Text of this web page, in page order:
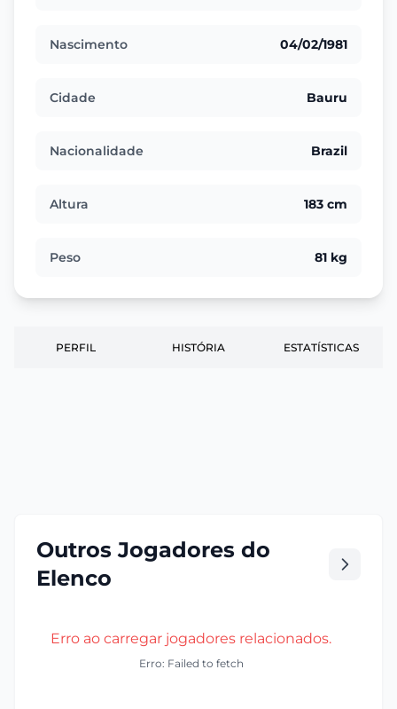
Nascimento 04/02/1981
Cidade Bauru
Nacionalidade Brazil
Altura 183 cm
Peso 81 kg
PERFIL HISTÓRIA ESTATÍSTICAS
Outros Jogadores do
Elenco
Erro ao carregar jogadores relacionados.
Erro: Failed to fetch